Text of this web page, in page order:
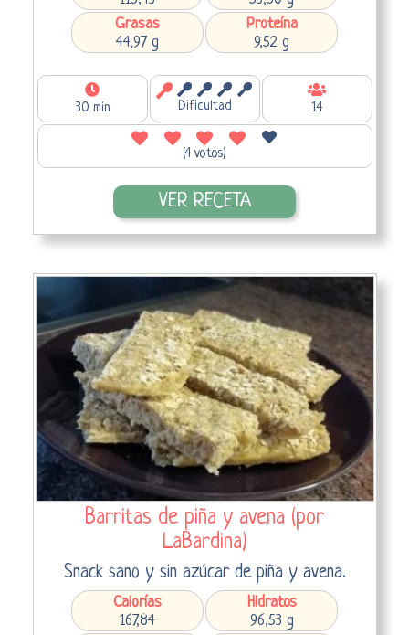
Grasas
44,97 g
Proteína
9,52 g
30 min Dificultad 14
(4 votos)
VER RECETA
Barritas de piña y avena (por
LaBardina)
Snack sano y sin azúcar de piña y avena.
Calorías
167,84
Hidratos
96,53 g